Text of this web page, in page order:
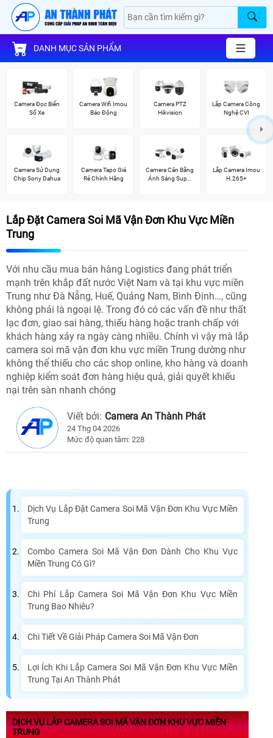
DANH MỤC SẢN PHẨM
Camera Đọc Biển
Số Xe
Camera Wifi Imou
Báo Động
Camera PTZ
Hikvision
Lắp Camera Công
Nghệ CVI
Camera Sử Dụng
Chip Sony Dahua
Camera Tapo Giá
Rẻ Chính Hãng
Camera Cân Bằng
Ánh Sáng Super
Lắp Camera Imou
H.265+
Lắp Đặt Camera Soi Mã Vận Đơn Khu Vực Miền
Trung
Với nhu cầu mua bán hàng Logistics đang phát triển
mạnh trên khắp đất nước Việt Nam và tại khu vực miền
Trung như Đà Nẵng, Huế, Quảng Nam, Bình Định…, cũng
không phải là ngoại lệ. Trong đó có các vấn đề như thất
lạc đơn, giao sai hàng, thiếu hàng hoặc tranh chấp với
khách hàng xảy ra ngày càng nhiều. Chính vì vậy mà lắp
camera soi mã vận đơn khu vực miền Trung dường như
không thể thiếu cho các shop online, kho hàng và doanh
nghiệp kiểm soát đơn hàng hiệu quả, giải quyết khiếu
nại trên sàn nhanh chóng
Viết bởi: Camera An Thành Phát
24 Thg 04 2026
Mức độ quan tâm: 228
Dịch Vụ Lắp Đặt Camera Soi Mã Vận Đơn Khu Vực Miền
Trung
Combo Camera Soi Mã Vận Đơn Dành Cho Khu Vực
Miền Trung Có Gì?
Chi Phí Lắp Camera Soi Mã Vận Đơn Khu Vực Miền
Trung Bao Nhiêu?
Chi Tiết Về Giải Pháp Camera Soi Mã Vận Đơn
Lợi Ích Khi Lắp Camera Soi Mã Vận Đơn Khu Vực Miền
Trung Tại An Thành Phát
DỊCH VỤ LẮP CAMERA SOI MÃ VẬN ĐƠN KHU VỰC MIỀN
TRUNG